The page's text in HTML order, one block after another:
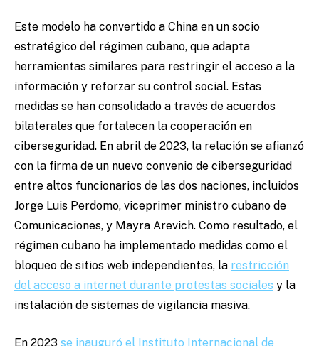
Este modelo ha convertido a China en un socio
estratégico del régimen cubano, que adapta
herramientas similares para restringir el acceso a la
información y reforzar su control social. Estas
medidas se han consolidado a través de acuerdos
bilaterales que fortalecen la cooperación en
ciberseguridad. En abril de 2023, la relación se afianzó
con la firma de un nuevo convenio de ciberseguridad
entre altos funcionarios de las dos naciones, incluidos
Jorge Luis Perdomo, viceprimer ministro cubano de
Comunicaciones, y Mayra Arevich. Como resultado, el
régimen cubano ha implementado medidas como el
bloqueo de sitios web independientes, la restricción
del acceso a internet durante protestas sociales y la
instalación de sistemas de vigilancia masiva.
En 2023 se inauguró el Instituto Internacional de